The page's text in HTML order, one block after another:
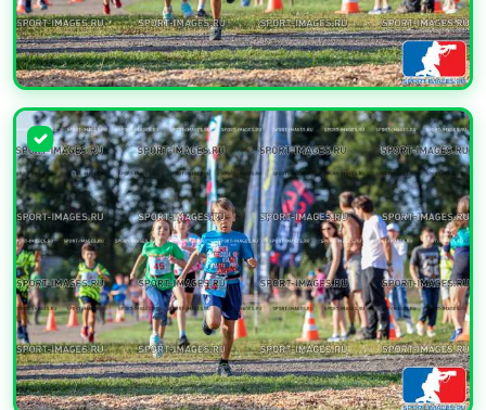
УВЕЛИЧИТЬ